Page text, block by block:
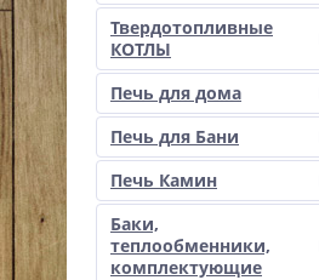
Твердотопливные
КОТЛЫ
Печь для дома
Печь для Бани
Печь Камин
Баки,
теплообменники,
комплектующие